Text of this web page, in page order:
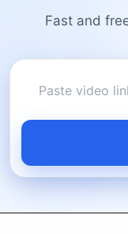
Fast and